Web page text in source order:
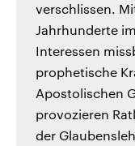
verschlissen.
Jahrhunderte
Interessen
prophetische
Apostolischen
provozieren
der